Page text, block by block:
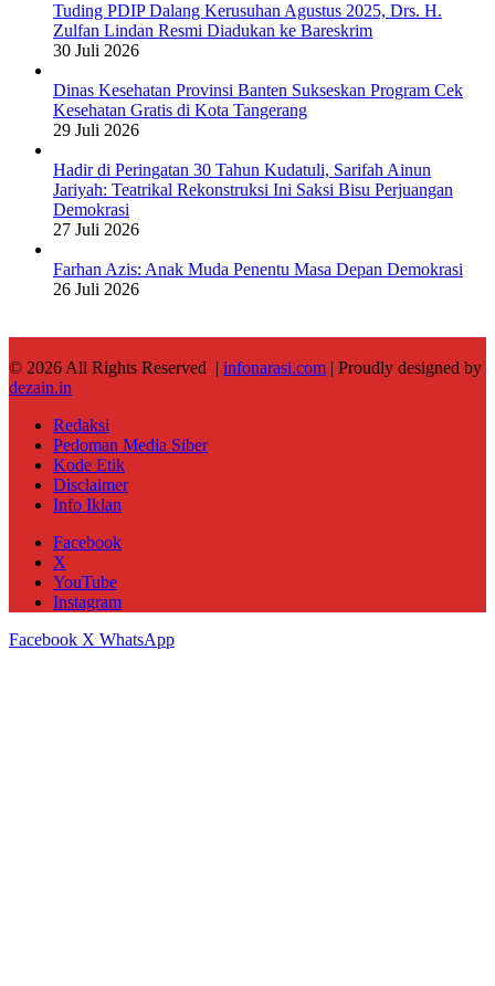
Tuding PDIP Dalang Kerusuhan Agustus 2025, Drs. H.
Zulfan Lindan Resmi Diadukan ke Bareskrim
30 Juli 2026
Dinas Kesehatan Provinsi Banten Sukseskan Program Cek
Kesehatan Gratis di Kota Tangerang
29 Juli 2026
Hadir di Peringatan 30 Tahun Kudatuli, Sarifah Ainun
Jariyah: Teatrikal Rekonstruksi Ini Saksi Bisu Perjuangan
Demokrasi
27 Juli 2026
Farhan Azis: Anak Muda Penentu Masa Depan Demokrasi
26 Juli 2026
© 2026 All Rights Reserved | infonarasi.com | Proudly designed by
dezain.in
Redaksi
Pedoman Media Siber
Kode Etik
Disclaimer
Info Iklan
Facebook
X
YouTube
Instagram
Facebook X WhatsApp